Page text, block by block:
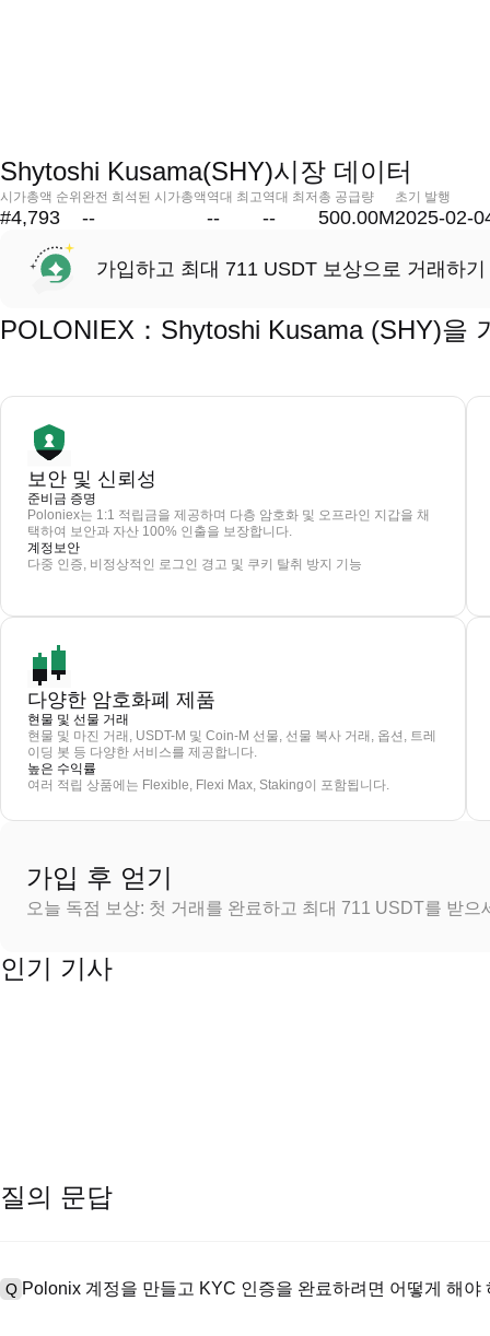
Shytoshi Kusama(SHY)시장 데이터
시가총액 순위
#4,793
완전 희석된 시가총액
--
역대 최고
--
역대 최저
--
총 공급량
500.00M
초기 발행
2025-02-
가입하고 최대 711 USDT 보상으로 거래하기
POLONIEX：Shytoshi Kusama (SHY)을
보안 및 신뢰성
준비금 증명
Poloniex는 1:1 적립금을 제공하며 다층 암호화 및 오프라인 지갑을 채
택하여 보안과 자산 100% 인출을 보장합니다.
계정보안
다중 인증, 비정상적인 로그인 경고 및 쿠키 탈취 방지 기능
다양한 암호화폐 제품
현물 및 선물 거래
현물 및 마진 거래, USDT-M 및 Coin-M 선물, 선물 복사 거래, 옵션, 트레
이딩 봇 등 다양한 서비스를 제공합니다.
높은 수익률
여러 적립 상품에는 Flexible, Flexi Max, Staking이 포함됩니다.
가입 후 얻기
오늘 독점 보상: 첫 거래를 완료하고 최대 711 USDT를 받으
인기 기사
질의 문답
Q Polonix 계정을 만들고 KYC 인증을 완료하려면 어떻게 해야